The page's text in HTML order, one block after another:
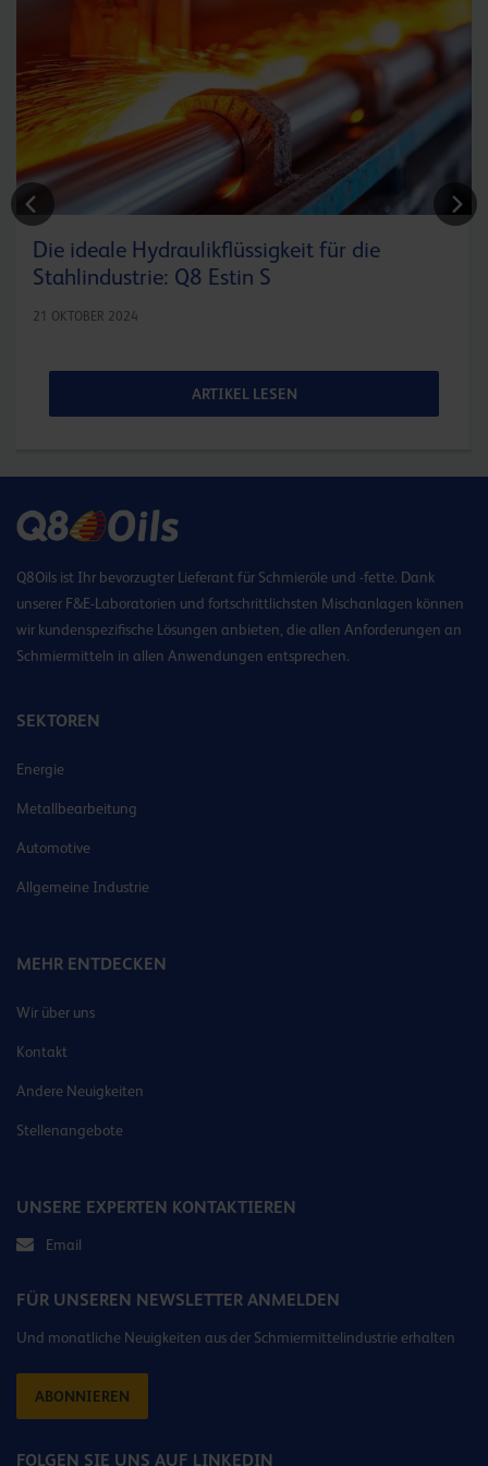
Die ideale Hydraulikflüssigkeit für die
Stahlindustrie: Q8 Estin S
21 OKTOBER 2024
ARTIKEL LESEN
Q8Oils ist Ihr bevorzugter Lieferant für Schmieröle und -fette. Dank
unserer F&E-Laboratorien und fortschrittlichsten Mischanlagen können
wir kundenspezifische Lösungen anbieten, die allen Anforderungen an
Schmiermitteln in allen Anwendungen entsprechen.
SEKTOREN
Energie
Metallbearbeitung
Automotive
Allgemeine Industrie
MEHR ENTDECKEN
Wir über uns
Kontakt
Andere Neuigkeiten
Stellenangebote
UNSERE EXPERTEN KONTAKTIEREN
Email
FÜR UNSEREN NEWSLETTER ANMELDEN
Und monatliche Neuigkeiten aus der Schmiermittelindustrie erhalten
ABONNIEREN
FOLGEN SIE UNS AUF LINKEDIN